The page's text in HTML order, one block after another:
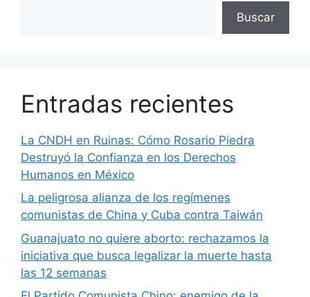
Buscar
Entradas recientes
La CNDH en Ruinas: Cómo Rosario Piedra
Destruyó la Confianza en los Derechos
Humanos en México
La peligrosa alianza de los regímenes
comunistas de China y Cuba contra Taiwán
Guanajuato no quiere aborto: rechazamos la
iniciativa que busca legalizar la muerte hasta
las 12 semanas